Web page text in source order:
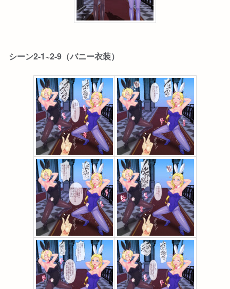
シーン2-1~2-9（バニー衣装）